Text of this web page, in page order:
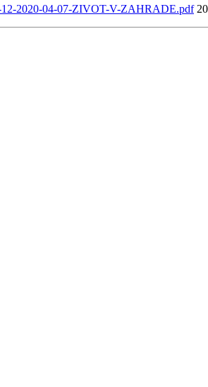
2020-04-07-ZIVOT-V-ZAHRADE.pdf